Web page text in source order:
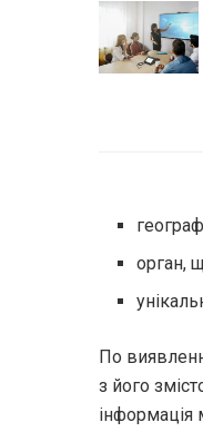
орган,
По
з його